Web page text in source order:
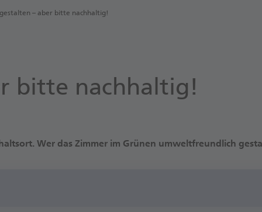
– aber bitte nachhaltig!
bitte nachhaltig!
Wer das Zimmer im Grünen umweltfreundlich